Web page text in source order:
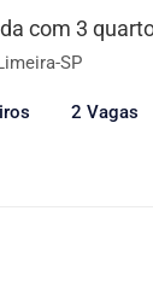
com 3
SP
2 Vagas